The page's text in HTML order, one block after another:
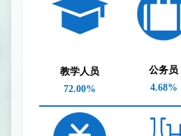
教学人员
72.00%
公务员
4.68%